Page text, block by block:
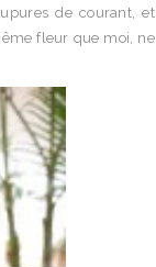
de courant, et
fleur que moi, ne